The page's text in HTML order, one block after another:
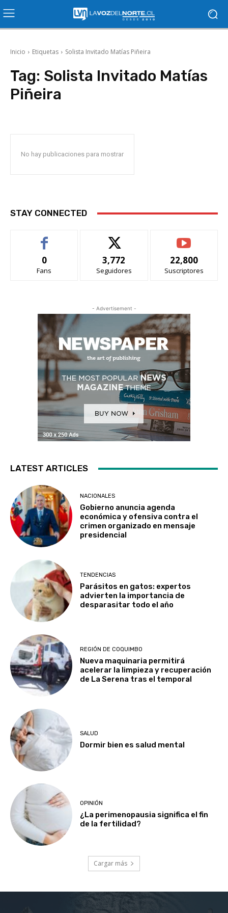
Inicio Etiquetas Solista Invitado Matías Piñeira
Tag: Solista Invitado Matías
Piñeira
No hay publicaciones para mostrar
STAY CONNECTED
0
Fans
3,772
Seguidores
22,800
Suscriptores
- Advertisement -
LATEST ARTICLES
NACIONALES
Gobierno anuncia agenda
económica y ofensiva contra el
crimen organizado en mensaje
presidencial
TENDENCIAS
Parásitos en gatos: expertos
advierten la importancia de
desparasitar todo el año
REGIÓN DE COQUIMBO
Nueva maquinaria permitirá
acelerar la limpieza y recuperación
de La Serena tras el temporal
SALUD
Dormir bien es salud mental
OPINIÓN
¿La perimenopausia significa el fin
de la fertilidad?
Cargar más